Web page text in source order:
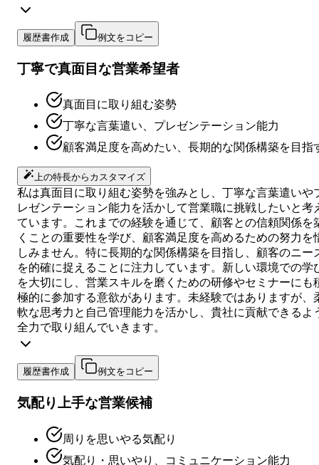
履歴書作成 例文をコピー
丁寧で真面目な営業希望者
真面目に取り組む姿勢
丁寧な言葉遣い、プレゼンテーション能力
顧客満足度を高めたい、長期的な関係構築を目指
上の特長からカスタマイズ
私は真面目に取り組む姿勢を強みとし、丁寧な言葉遣いや
レゼンテーション能力を活かして営業職に挑戦したいと考
ています。これまでの経験を通じて、顧客との信頼関係を
くことの重要性を学び、顧客満足度を高めるための努力を
しみません。特に長期的な関係構築を目指し、顧客のニー
を的確に捉えることに注力しています。新しい環境での学
を大切にし、営業スキルを磨くための研修やセミナーにも
極的に参加する意欲があります。未経験ではありますが、
軟な思考力と自己管理能力を活かし、貴社に貢献できるよ
全力で取り組んでいきます。
履歴書作成 例文をコピー
気配り上手な営業候補
周りを思いやる気配り
気配り・思いやり、コミュニケーション能力